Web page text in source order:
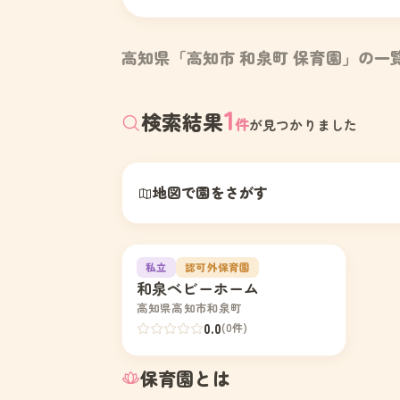
高知県「高知市 和泉町 保育園」の一
検索結果1件が見つかりました
地図で園をさがす
1 園の写真
私立 認可外保育園
和泉ベビーホーム
高知県高知市和泉町
0.0(0件)
保育園とは